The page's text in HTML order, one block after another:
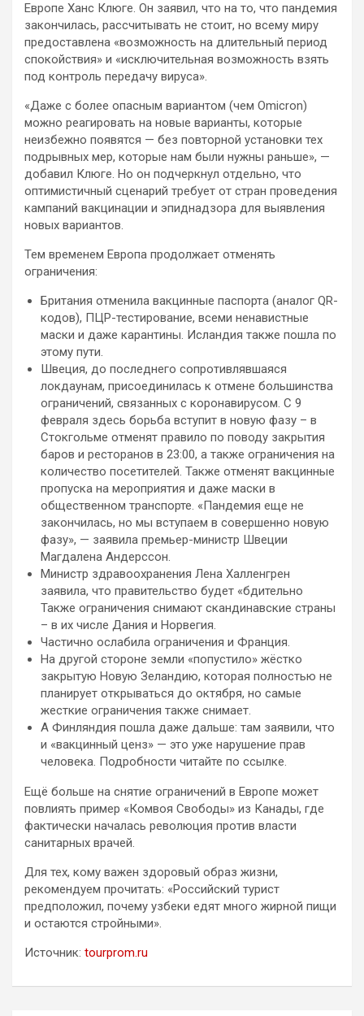
Европе Ханс Клюге. Он заявил, что на то, что пандемия
закончилась, рассчитывать не стоит, но всему миру
предоставлена «возможность на длительный период
спокойствия» и «исключительная возможность взять
под контроль передачу вируса».
«Даже с более опасным вариантом (чем Omicron)
можно реагировать на новые варианты, которые
неизбежно появятся — без повторной установки тех
подрывных мер, которые нам были нужны раньше», —
добавил Клюге. Но он подчеркнул отдельно, что
оптимистичный сценарий требует от стран проведения
кампаний вакцинации и эпиднадзора для выявления
новых вариантов.
Тем временем Европа продолжает отменять
ограничения:
Британия отменила вакцинные паспорта (аналог QR-
кодов), ПЦР-тестирование, всеми ненавистные
маски и даже карантины. Исландия также пошла по
этому пути.
Швеция, до последнего сопротивлявшаяся
локдаунам, присоединилась к отмене большинства
ограничений, связанных с коронавирусом. С 9
февраля здесь борьба вступит в новую фазу – в
Стокгольме отменят правило по поводу закрытия
баров и ресторанов в 23:00, а также ограничения на
количество посетителей. Также отменят вакцинные
пропуска на мероприятия и даже маски в
общественном транспорте. «Пандемия еще не
закончилась, но мы вступаем в совершенно новую
фазу», — заявила премьер-министр Швеции
Магдалена Андерссон.
Министр здравоохранения Лена Халленгрен
заявила, что правительство будет «бдительно
Также ограничения снимают скандинавские страны
– в их числе Дания и Норвегия.
Частично ослабила ограничения и Франция.
На другой стороне земли «попустило» жёстко
закрытую Новую Зеландию, которая полностью не
планирует открываться до октября, но самые
жесткие ограничения также снимает.
А Финляндия пошла даже дальше: там заявили, что
и «вакцинный ценз» — это уже нарушение прав
человека. Подробности читайте по ссылке.
Ещё больше на снятие ограничений в Европе может
повлиять пример «Комвоя Свободы» из Канады, где
фактически началась революция против власти
санитарных врачей.
Для тех, кому важен здоровый образ жизни,
рекомендуем прочитать: «Российский турист
предположил, почему узбеки едят много жирной пищи
и остаются стройными».
Источник: tourprom.ru